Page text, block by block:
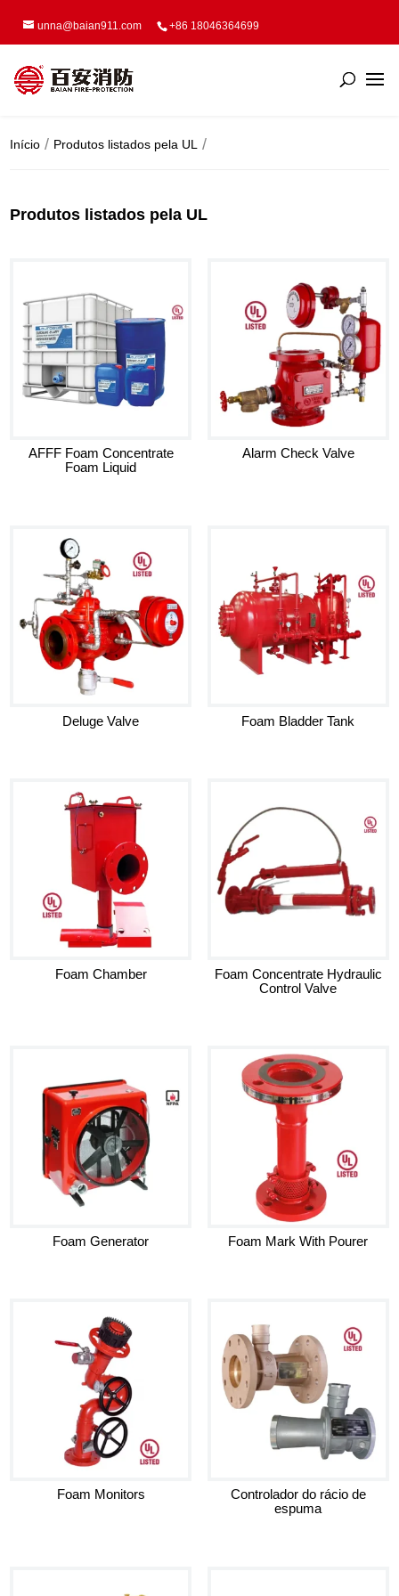
unna@baian911.com +86 18046364699
Início Produtos listados pela UL
Produtos listados pela UL
AFFF Foam Concentrate
Foam Liquid
Alarm Check Valve
Deluge Valve Foam Bladder Tank
Foam Chamber
Foam Concentrate Hydraulic
Control Valve
Foam Generator Foam Mark With Pourer
Foam Monitors
Controlador do rácio de
espuma